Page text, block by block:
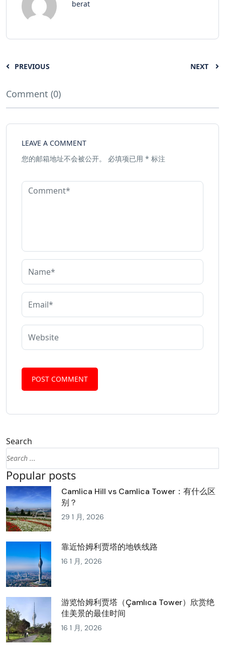
berat
PREVIOUS NEXT
Comment (0)
LEAVE A COMMENT
您的邮箱地址不会被公开。
必填项已用 * 标注
Search
Popular posts
Camlica Hill vs Camlica Tower：有什么区
别？
29 1 月, 2026
靠近恰姆利贾塔的地铁线路
16 1 月, 2026
游览恰姆利贾塔（Çamlıca Tower）欣赏绝
佳美景的最佳时间
16 1 月, 2026